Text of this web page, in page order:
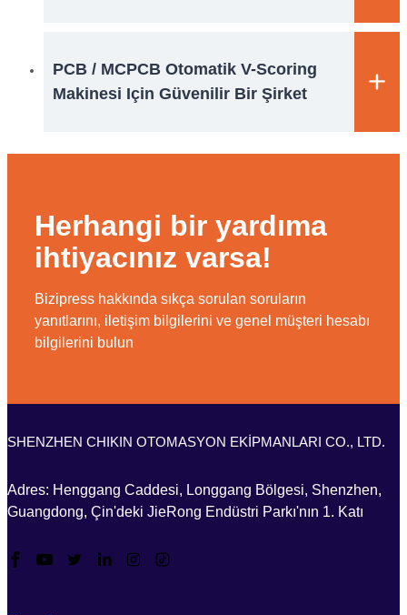
PCB / MCPCB Otomatik V-Scoring
Makinesi Için Güvenilir Bir Şirket
Herhangi bir yardıma
ihtiyacınız varsa!
Bizipress hakkında sıkça sorulan soruların
yanıtlarını, iletişim bilgilerini ve genel müşteri hesabı
bilgilerini bulun
SHENZHEN CHIKIN OTOMASYON EKİPMANLARI CO., LTD.
Adres: Henggang Caddesi, Longgang Bölgesi, Shenzhen,
Guangdong, Çin'deki JieRong Endüstri Parkı'nın 1. Katı